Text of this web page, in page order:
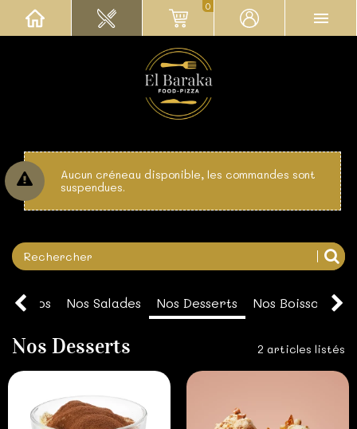
0
Aucun créneau disponible, les commandes sont
suspendues.
Tacos Nos Salades Nos Desserts Nos Boissons
Nos Desserts 2 articles listés